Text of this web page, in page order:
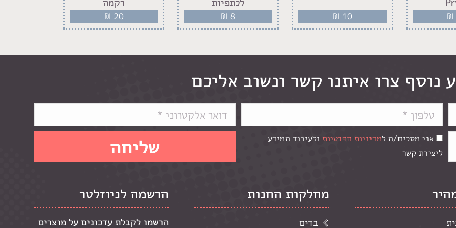
₪
₪ 10
₪ 8
₪ 20
נוסף צרו איתנו קשר ונשוב אליכם
אני מסכים/ה למדיניות הפרטיות ולעיבוד המידע
ליצירת קשר
מחלקות החנות
בדים
הרשמה לניוזלטר
הרשמו לקבלת עדכונים על מוצרים